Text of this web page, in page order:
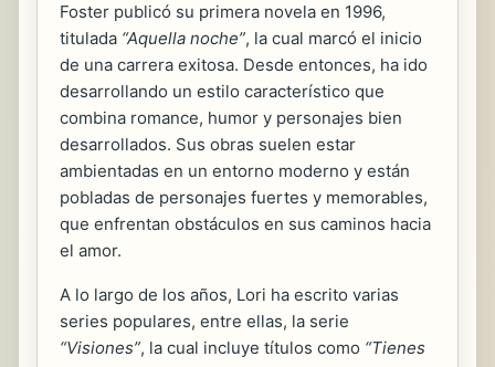
Foster publicó su primera novela en 1996,
titulada “Aquella noche”, la cual marcó el inicio
de una carrera exitosa. Desde entonces, ha ido
desarrollando un estilo característico que
combina romance, humor y personajes bien
desarrollados. Sus obras suelen estar
ambientadas en un entorno moderno y están
pobladas de personajes fuertes y memorables,
que enfrentan obstáculos en sus caminos hacia
el amor.
A lo largo de los años, Lori ha escrito varias
series populares, entre ellas, la serie
“Visiones”, la cual incluye títulos como “Tienes